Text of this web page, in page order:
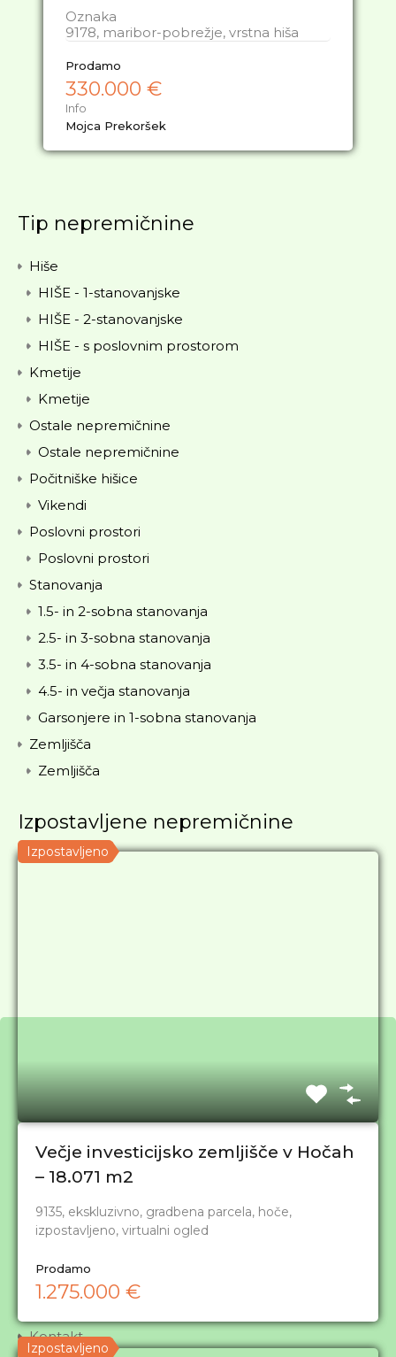
Oznaka
9178, maribor-pobrežje, vrstna hiša
Prodamo
330.000 €
Info
Mojca Prekoršek
Tip nepremičnine
Hiše
HIŠE - 1-stanovanjske
HIŠE - 2-stanovanjske
HIŠE - s poslovnim prostorom
Kmetije
Kmetije
Ostale nepremičnine
Ostale nepremičnine
Počitniške hišice
Vikendi
Poslovni prostori
Poslovni prostori
Stanovanja
1.5- in 2-sobna stanovanja
2.5- in 3-sobna stanovanja
3.5- in 4-sobna stanovanja
4.5- in večja stanovanja
Garsonjere in 1-sobna stanovanja
Zemljišča
Zemljišča
Izpostavljene nepremičnine
Izpostavljeno
Večje investicijsko zemljišče v Hočah
– 18.071 m2
9135, ekskluzivno, gradbena parcela, hoče,
izpostavljeno, virtualni ogled
Prodamo
1.275.000 €
Izpostavljeno
S strokovno pomočjo do idiličnega doma!
Navigacija
Domov
Prodamo
Kontakt